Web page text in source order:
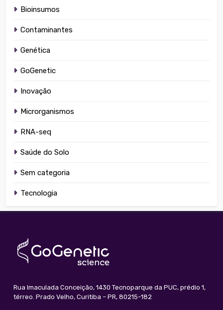
Bioinsumos
Contaminantes
Genética
GoGenetic
Inovação
Microrganismos
RNA-seq
Saúde do Solo
Sem categoria
Tecnologia
Rua Imaculada Conceição, 1430 Tecnoparque da PUC, prédio 1,
térreo. Prado Velho, Curitiba – PR, 80215-182